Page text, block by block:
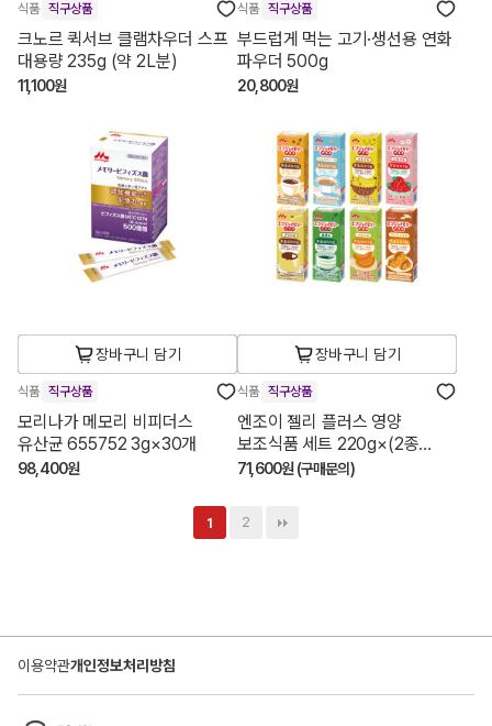
식품 직구상품
크노르 퀵서브 클램차우더 스프
대용량 235g (약 2L분)
11,100원
식품 직구상품
부드럽게 먹는 고기·생선용 연화
파우더 500g
20,800원
장바구니 담기
식품 직구상품
모리나가 메모리 비피더스
유산균 655752 3g×30개
98,400원
장바구니 담기
식품 직구상품
엔조이 젤리 플러스 영양
보조식품 세트 220g×(2종
×6)+(6종×3)
71,600원 (구매문의)
1 2
이용약관개인정보처리방침